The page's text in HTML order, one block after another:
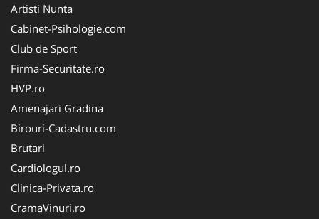
Artisti Nunta
Cabinet-Psihologie.com
Club de Sport
Firma-Securitate.ro
HVP.ro
Amenajari Gradina
Birouri-Cadastru.com
Brutari
Cardiologul.ro
Clinica-Privata.ro
CramaVinuri.ro